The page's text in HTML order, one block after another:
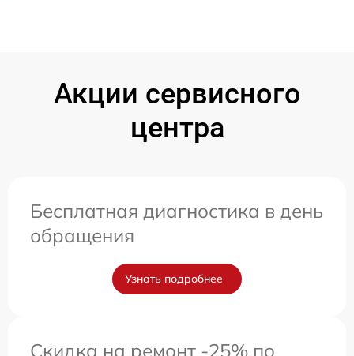
Акции сервисного
центра
Бесплатная диагностика в день
обращения
Узнать подробнее
Скидка на ремонт -25% по